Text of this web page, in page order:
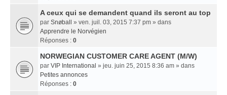
A ceux qui se demandent quand ils seront au top
par Snøball
» ven. juil. 03, 2015 7:37 pm » dans
Apprendre le Norvégien
Réponses : 0
NORWEGIAN CUSTOMER CARE AGENT (M/W)
par VIP International » jeu. juin 25, 2015 8:36 am » dans
Petites annonces
Réponses : 0